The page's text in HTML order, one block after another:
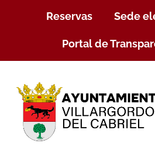
Reservas Sede
Portal de